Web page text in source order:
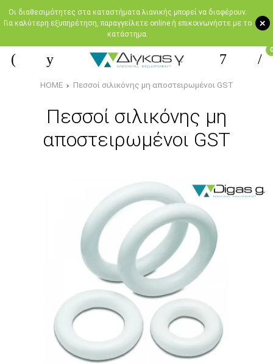
+
Oι διαθεσιμότητες στα καταστήματα λιανικής μπορεί να διαφέρουν.
Για καλύτερη εξυπηρέτηση, παραγγείλετε online ή επικοινωνήστε με το
κατάστημα.
0
HOME Πεσσοί σιλικόνης μη αποστειρωμένοι GST
Πεσσοί σιλικόνης μη
αποστειρωμένοι GST